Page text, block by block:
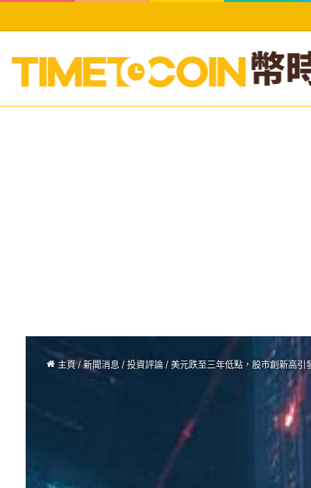
主頁/新聞消息 /投資評論 /美元跌至三年低點，股市創新高引